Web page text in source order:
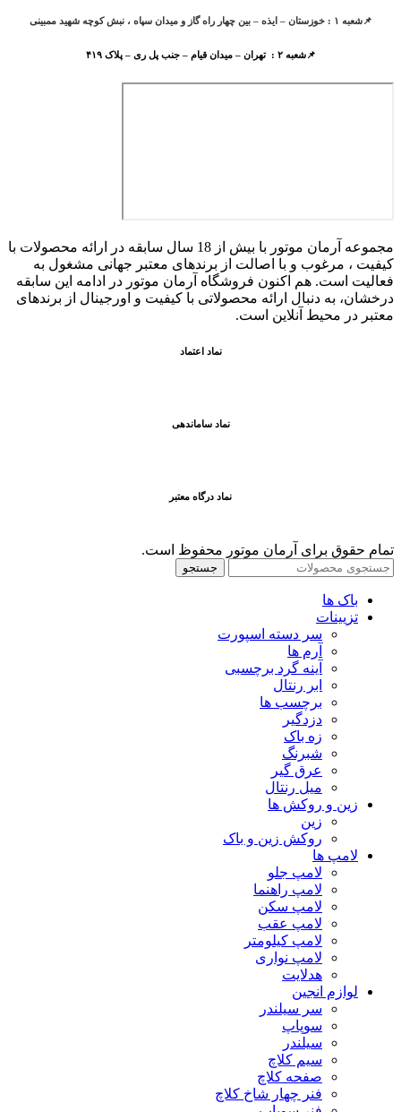
📌شعبه ۱ : خوزستان – ایذه – بین چهار راه گاز و میدان سپاه ، نبش کوچه شهید ممبینی
📌شعبه ۲ : تهران – میدان قیام – جنب پل ری – پلاک ۴۱۹
مجموعه آرمان موتور با بیش از 18 سال سابقه در ارائه محصولات با
کيفيت ، مرغوب و با اصالت از برندهای معتبر جهانی مشغول به
فعاليت است. هم اکنون فروشگاه آرمان موتور در ادامه اين سابقه
درخشان، به دنبال ارائه محصولاتی با کيفيت و اورجينال از برندهای
معتبر در محيط آنلاين است.
نماد اعتماد
نماد ساماندهی
نماد درگاه معتبر
تمام حقوق برای آرمان موتور محفوظ است.
جستجو
باک ها
تزیینات
سر دسته اسپورت
آرم ها
آینه گرد برچسبی
ابر رنتال
برچسب ها
دزدگیر
زه باک
شبرنگ
عرق گیر
میل رنتال
زین و روکش ها
زین
روکش زین و باک
لامپ ها
لامپ جلو
لامپ راهنما
لامپ سکن
لامپ عقب
لامپ کیلومتر
لامپ نواری
هدلایت
لوازم انجین
سر سیلندر
سوپاپ
سیلندر
سیم کلاچ
صفحه کلاچ
فنر چهار شاخ کلاچ